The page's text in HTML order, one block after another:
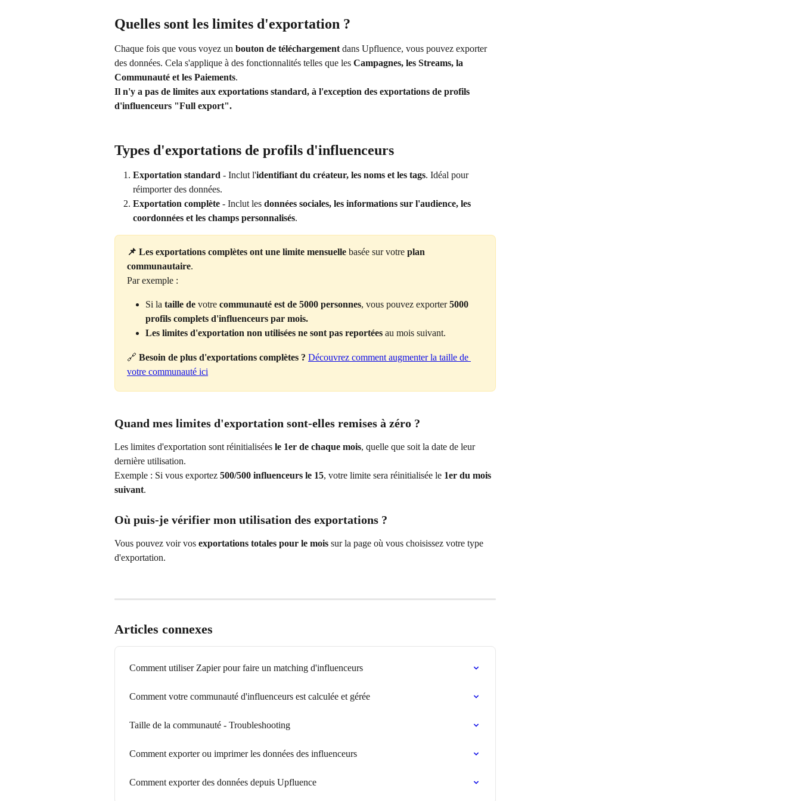
Quelles sont les limites d'exportation ?
Chaque fois que vous voyez un bouton de téléchargement dans Upfluence, vous pouvez exporter
des données. Cela s'applique à des fonctionnalités telles que les Campagnes, les Streams, la
Communauté et les Paiements.
Il n'y a pas de limites aux exportations standard, à l'exception des exportations de profils
d'influenceurs "Full export".
Types d'exportations de profils d'influenceurs
Exportation standard - Inclut l'identifiant du créateur, les noms et les tags. Idéal pour
réimporter des données.
Exportation complète - Inclut les données sociales, les informations sur l'audience, les
coordonnées et les champs personnalisés.
📌 Les exportations complètes ont une limite mensuelle basée sur votre plan
communautaire.
Par exemple :
Si la taille de votre communauté est de 5000 personnes, vous pouvez exporter 5000
profils complets d'influenceurs par mois.
Les limites d'exportation non utilisées ne sont pas reportées au mois suivant.
🔗 Besoin de plus d'exportations complètes ? Découvrez comment augmenter la taille de
votre communauté ici
Quand mes limites d'exportation sont-elles remises à zéro ?
Les limites d'exportation sont réinitialisées le 1er de chaque mois, quelle que soit la date de leur
dernière utilisation.
Exemple : Si vous exportez 500/500 influenceurs le 15, votre limite sera réinitialisée le 1er du mois
suivant.
Où puis-je vérifier mon utilisation des exportations ?
Vous pouvez voir vos exportations totales pour le mois sur la page où vous choisissez votre type
d'exportation.
Articles connexes
Comment utiliser Zapier pour faire un matching d'influenceurs
Comment votre communauté d'influenceurs est calculée et gérée
Taille de la communauté - Troubleshooting
Comment exporter ou imprimer les données des influenceurs
Comment exporter des données depuis Upfluence